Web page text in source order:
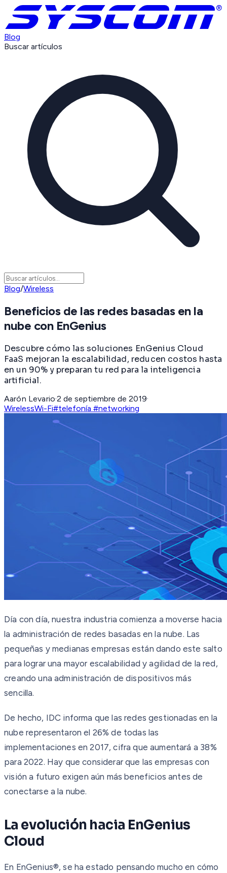
Blog
Buscar artículos
Blog/Wireless
Beneficios de las redes basadas en la
nube con EnGenius
Descubre cómo las soluciones EnGenius Cloud
FaaS mejoran la escalabilidad, reducen costos hasta
en un 90% y preparan tu red para la inteligencia
artificial.
Aarón Levario·2 de septiembre de 2019·
WirelessWi-Fi#telefonía #networking
Día con día, nuestra industria comienza a moverse hacia
la administración de redes basadas en la nube. Las
pequeñas y medianas empresas están dando este salto
para lograr una mayor escalabilidad y agilidad de la red,
creando una administración de dispositivos más
sencilla.
De hecho, IDC informa que las redes gestionadas en la
nube representaron el 26% de todas las
implementaciones en 2017, cifra que aumentará a 38%
para 2022. Hay que considerar que las empresas con
visión a futuro exigen aún más beneficios antes de
conectarse a la nube.
La evolución hacia EnGenius
Cloud
En EnGenius®, se ha estado pensando mucho en cómo